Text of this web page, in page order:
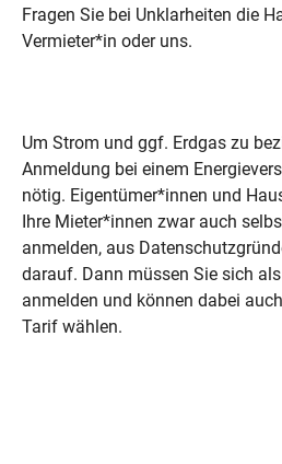
Fragen Sie bei Unklarheiten die
Vermieter*in oder uns.
Um Strom und ggf. Erdgas zu
Anmeldung bei einem
nötig. Eigentümer*innen und
Ihre Mieter*innen zwar auch
anmelden, aus
darauf. Dann müssen Sie sich
anmelden und können dabei
Tarif wählen.